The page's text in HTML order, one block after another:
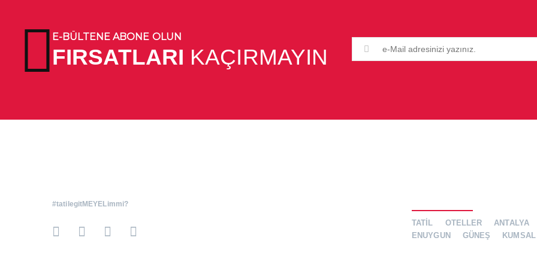
E-BÜLTENE ABONE OLUN
FIRSATLARI KAÇIRMAYIN
#tatilegitMEYELimmi?
TATİL OTELLER ANTALYA
ENUYGUN
GÜNEŞ KUMSAL